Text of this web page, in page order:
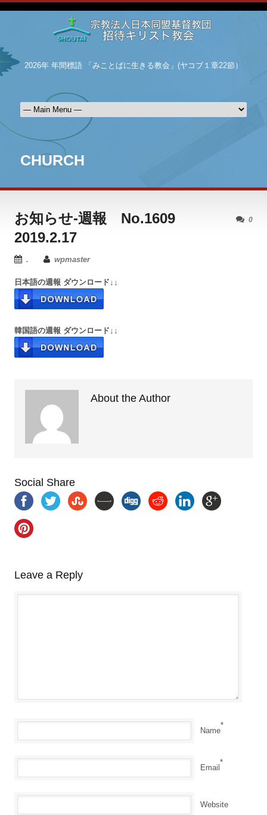
2026年 年間標語 「みことばに生きる教会」(ヤコブ１章22節）
CHURCH
0
お知らせ-週報 No.1609
2019.2.17
. wpmaster
日本語の週報 ダウンロード↓↓
韓国語の週報 ダウンロード↓↓
About the Author
Social Share
Leave a Reply
Name
*
Email
*
Website